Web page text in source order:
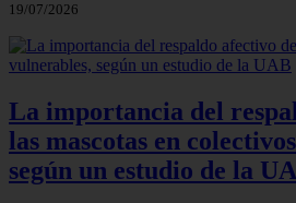
19/07/2026
La importancia del
las mascotas en
según un estudio de la